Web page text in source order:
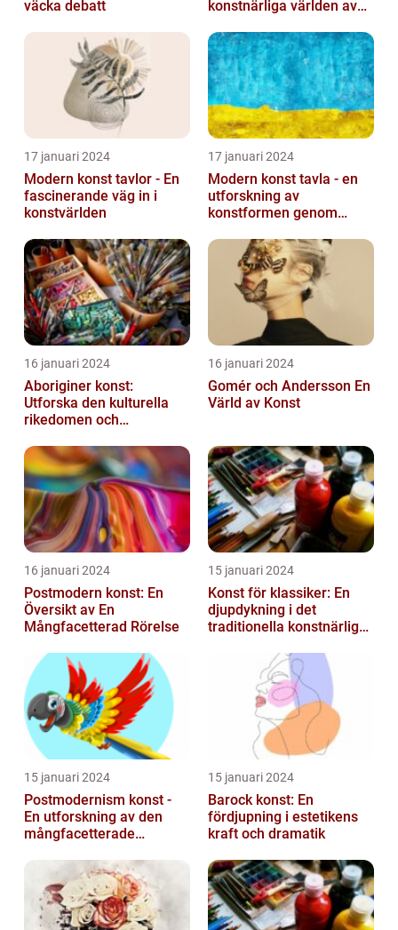
väcka debatt
konstnärliga världen av
17 januari 2024
Modern konst tavlor - En
fascinerande väg in i
konstvärlden
17 januari 2024
Modern konst tavla - en
utforskning av
konstformen genom
16 januari 2024
Aboriginer konst:
Utforska den kulturella
rikedomen och
16 januari 2024
Gomér och Andersson En
Värld av Konst
16 januari 2024
Postmodern konst: En
Översikt av En
Mångfacetterad Rörelse
15 januari 2024
Konst för klassiker: En
djupdykning i det
traditionella konstnärliga
15 januari 2024
Postmodernism konst -
En utforskning av den
mångfacetterade
15 januari 2024
Barock konst: En
fördjupning i estetikens
kraft och dramatik